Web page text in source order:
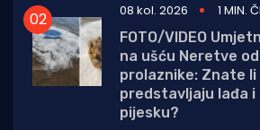
08 kol. 2026
1 MIN.
FOTO/VIDEO
na ušću Neretve
prolaznike: Znate
predstavljaju lađa i
pijesku?